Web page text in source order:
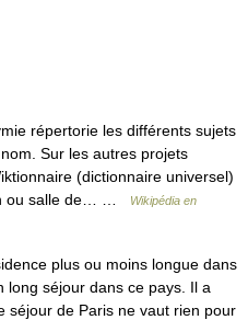
répertorie les différents sujets
Sur les autres projets
(dictionnaire universel)
ou salle de… …
Wikipédia en
plus ou moins longue dans
long séjour dans ce pays. Il a
séjour de Paris ne vaut rien pour